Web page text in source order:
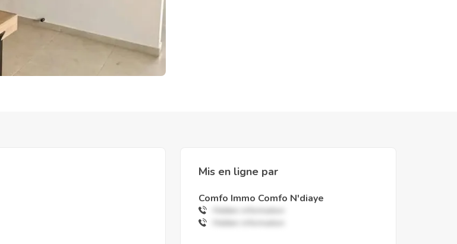
Mis en ligne par
Comfo Immo Comfo N'diaye
Hidden information
Hidden information